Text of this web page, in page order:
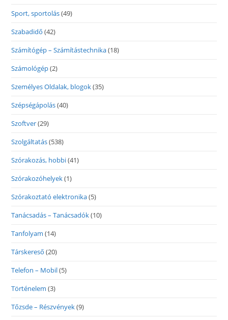
Sport, sportolás(49)
Szabadidő (42)
Számítógép – Számítástechnika(18)
Számológép(2)
Személyes Oldalak, blogok(35)
Szépségápolás(40)
Szoftver(29)
Szolgáltatás(538)
Szórakozás, hobbi(41)
Szórakozóhelyek(1)
Szórakoztató elektronika(5)
Tanácsadás – Tanácsadók(10)
Tanfolyam (14)
Társkereső (20)
Telefon – Mobil(5)
Történelem (3)
Tőzsde – Részvények(9)